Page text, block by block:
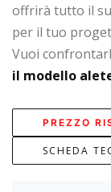
offrirà tutto il
per il tuo
Vuoi
il modello
PREZZO
SCHEDA